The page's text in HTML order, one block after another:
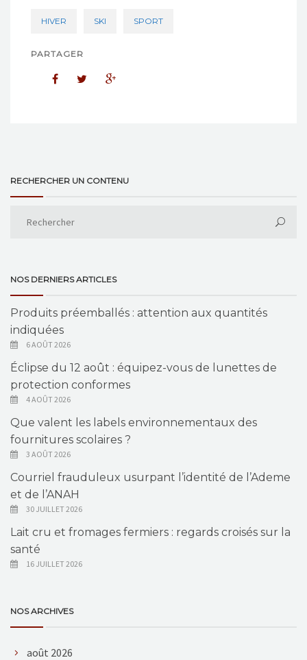
HIVER SKI SPORT
PARTAGER
RECHERCHER UN CONTENU
NOS DERNIERS ARTICLES
Produits préemballés : attention aux quantités
indiquées
6 AOÛT 2026
Éclipse du 12 août : équipez-vous de lunettes de
protection conformes
4 AOÛT 2026
Que valent les labels environnementaux des
fournitures scolaires ?
3 AOÛT 2026
Courriel frauduleux usurpant l’identité de l’Ademe
et de l’ANAH
30 JUILLET 2026
Lait cru et fromages fermiers : regards croisés sur la
santé
16 JUILLET 2026
NOS ARCHIVES
août 2026